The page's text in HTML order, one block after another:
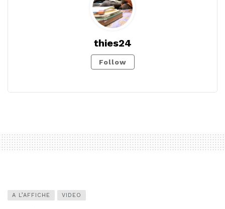
thies24
Follow
A L’AFFICHE VIDEO